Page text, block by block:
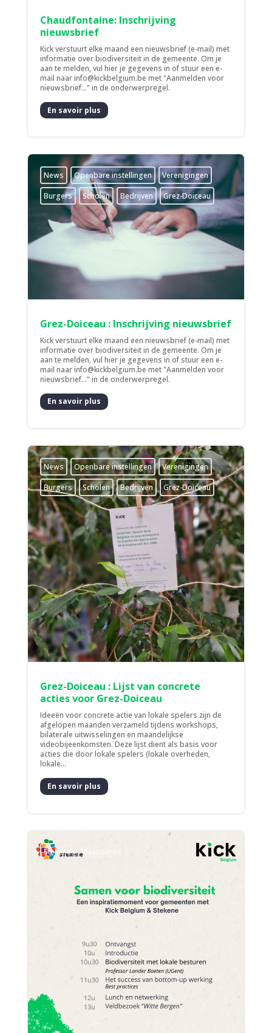
Chaudfontaine: Inschrijving
nieuwsbrief
Kick verstuurt elke maand een nieuwsbrief (e-mail) met
informatie over biodiversiteit in de gemeente. Om je
aan te melden, vul hier je gegevens in of stuur een e-
mail naar info@kickbelgium.be met "Aanmelden voor
nieuwsbrief..." in de onderwerpregel.
En savoir plus
News ­Openbare instellingen
­Verenigingen
Burgers
Scholen Bedrijven Grez-Doiceau
Grez-Doiceau : Inschrijving nieuwsbrief
Kick verstuurt elke maand een nieuwsbrief (e-mail) met
informatie over biodiversiteit in de gemeente. Om je
aan te melden, vul hier je gegevens in of stuur een e-
mail naar info@kickbelgium.be met "Aanmelden voor
nieuwsbrief..." in de onderwerpregel.
En savoir plus
News ­Openbare instellingen
­Verenigingen
Burgers
Scholen Bedrijven Grez-Doiceau
Grez-Doiceau : Lijst van concrete
acties voor Grez-Doiceau
Ideeën voor concrete actie van lokale spelers zijn de
afgelopen maanden verzameld tijdens workshops,
bilaterale uitwisselingen en maandelijkse
videobijeenkomsten. Deze lijst dient als basis voor
acties die door lokale spelers (lokale overheden,
lokale...
En savoir plus
Stekene Vlaanderen